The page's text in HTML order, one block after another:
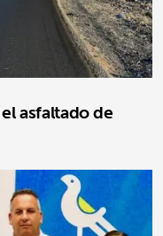
asfaltado de